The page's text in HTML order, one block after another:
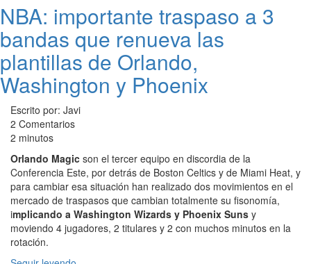
NBA: importante traspaso a 3
bandas que renueva las
plantillas de Orlando,
Washington y Phoenix
Escrito por: Javi
2 Comentarios
2 minutos
Orlando Magic son el tercer equipo en discordia de la
Conferencia Este, por detrás de Boston Celtics y de Miami Heat, y
para cambiar esa situación han realizado dos movimientos en el
mercado de traspasos que cambian totalmente su fisonomía,
implicando a Washington Wizards y Phoenix Suns y
moviendo 4 jugadores, 2 titulares y 2 con muchos minutos en la
rotación.